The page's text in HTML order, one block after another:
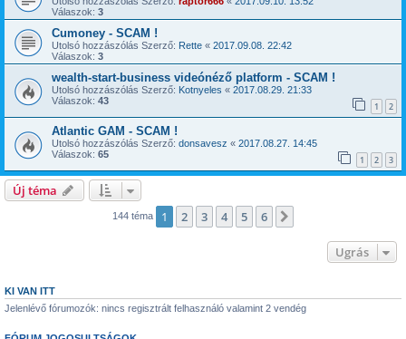
Válaszok: 3
Cumoney - SCAM !
Utolsó hozzászólás Szerző: Rette « 2017.09.08. 22:42
Válaszok: 3
wealth-start-business videónéző platform - SCAM !
Utolsó hozzászólás Szerző: Kotnyeles « 2017.08.29. 21:33
Válaszok: 43 1 2
Atlantic GAM - SCAM !
Utolsó hozzászólás Szerző: donsavesz « 2017.08.27. 14:45
Válaszok: 65 1 2 3
Új téma
144 téma 1 2 3 4 5 6
Ugrás
KI VAN ITT
Jelenlévő fórumozók: nincs regisztrált felhasználó valamint 2 vendég